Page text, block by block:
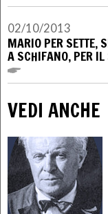
02/10/2013
MARIO PER SETTE,
A SCHIFANO, PER IL
VEDI ANCHE